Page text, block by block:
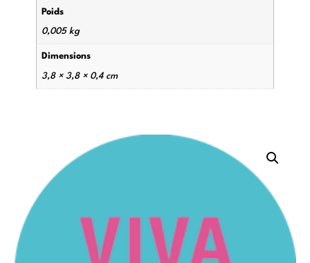
Poids
0,005 kg
Dimensions
3,8 × 3,8 × 0,4 cm